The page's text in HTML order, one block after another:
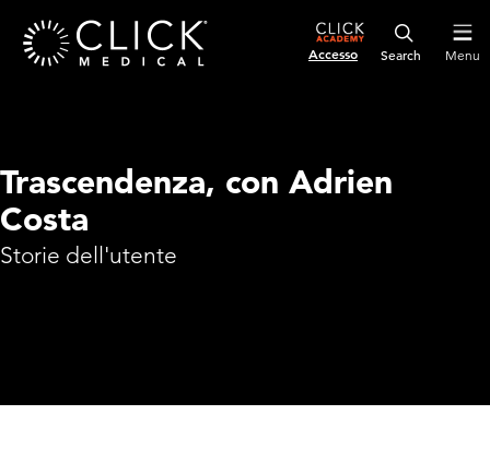
Accesso Menu
Trascendenza, con Adrien
Costa
Storie dell'utente